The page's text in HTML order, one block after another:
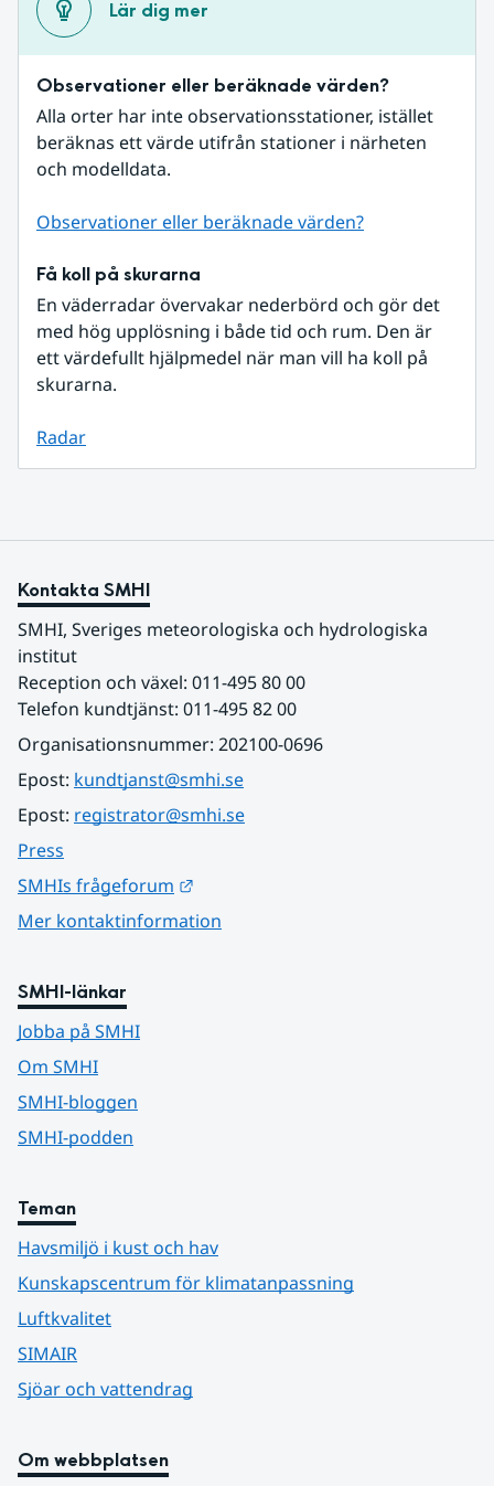
Lär dig mer
Observationer eller beräknade värden?
Alla orter har inte observationsstationer, istället
beräknas ett värde utifrån stationer i närheten
och modelldata.
Observationer eller beräknade värden?
Få koll på skurarna
En väderradar övervakar nederbörd och gör det
med hög upplösning i både tid och rum. Den är
ett värdefullt hjälpmedel när man vill ha koll på
skurarna.
Radar
Kontakta SMHI
SMHI, Sveriges meteorologiska och hydrologiska
institut
Reception och växel: 011-495 80 00
Telefon kundtjänst: 011-495 82 00
Organisationsnummer: 202100-0696
Epost: kundtjanst@smhi.se
Epost: registrator@smhi.se
Press
SMHIs frågeforum
Mer kontaktinformation
SMHI-länkar
Jobba på SMHI
Om SMHI
SMHI-bloggen
SMHI-podden
Teman
Havsmiljö i kust och hav
Kunskapscentrum för klimatanpassning
Luftkvalitet
SIMAIR
Sjöar och vattendrag
Om webbplatsen